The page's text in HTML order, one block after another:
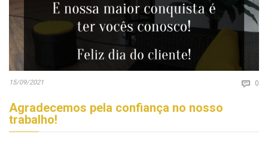
15/09/2021  0
Agradecemos pela confiança no nosso
trabalho!